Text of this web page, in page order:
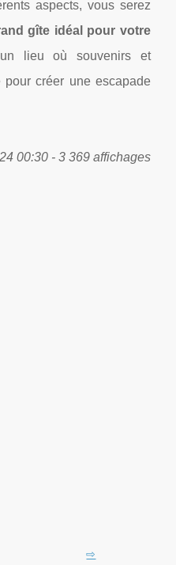
aspects, vous serez
gîte idéal pour votre
lieu où souvenirs et
pour créer une escapade
00:30 - 3 369 affichages